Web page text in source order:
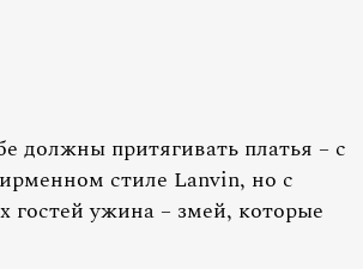
должны притягивать платья – с
стиле Lanvin, но с
гостей ужина – змей, которые